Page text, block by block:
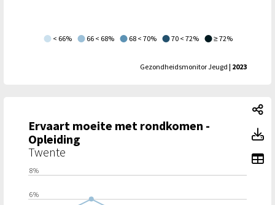
< 66% 66 < 68% 68 < 70% 70 < 72% ≥ 72%
Gezondheidsmonitor Jeugd | 2023
Ervaart moeite met rondkomen -
Opleiding
Twente
6%
8%